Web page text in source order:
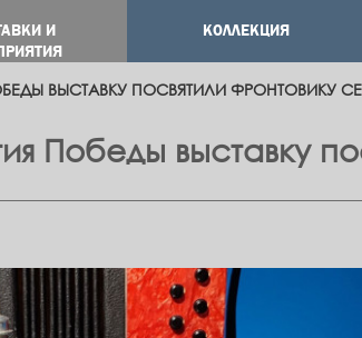
И
КОЛЛЕКЦИЯ
ВЫСТАВКУ ПОСВЯТИЛИ ФРОНТОВИКУ
Победы выставку